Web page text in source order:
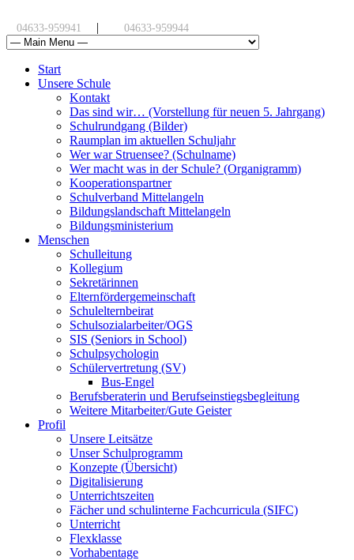
04633-959941 | 04633-959944
Start
Unsere Schule
Kontakt
Das sind wir… (Vorstellung für neuen 5. Jahrgang)
Schulrundgang (Bilder)
Raumplan im aktuellen Schuljahr
Wer war Struensee? (Schulname)
Wer macht was in der Schule? (Organigramm)
Kooperationspartner
Schulverband Mittelangeln
Bildungslandschaft Mittelangeln
Bildungsministerium
Menschen
Schulleitung
Kollegium
Sekretärinnen
Elternfördergemeinschaft
Schulelternbeirat
Schulsozialarbeiter/OGS
SIS (Seniors in School)
Schulpsychologin
Schülervertretung (SV)
Bus-Engel
Berufsberaterin und Berufseinstiegsbegleitung
Weitere Mitarbeiter/Gute Geister
Profil
Unsere Leitsätze
Unser Schulprogramm
Konzepte (Übersicht)
Digitalisierung
Unterrichtszeiten
Fächer und schulinterne Fachcurricula (SIFC)
Unterricht
Flexklasse
Vorhabentage